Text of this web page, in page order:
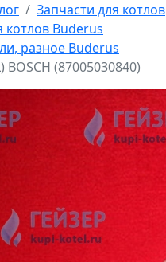
Запчасти для котлов
котлов Buderus
разное Buderus
(87005030840)